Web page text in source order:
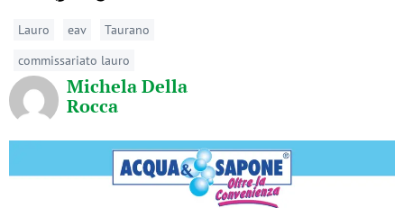
Lauro eav
Taurano
commissariato lauro
Michela Della
Rocca